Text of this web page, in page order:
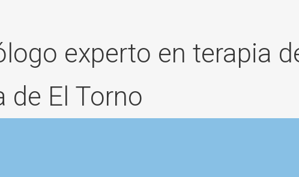
experto en terapia
de El Torno